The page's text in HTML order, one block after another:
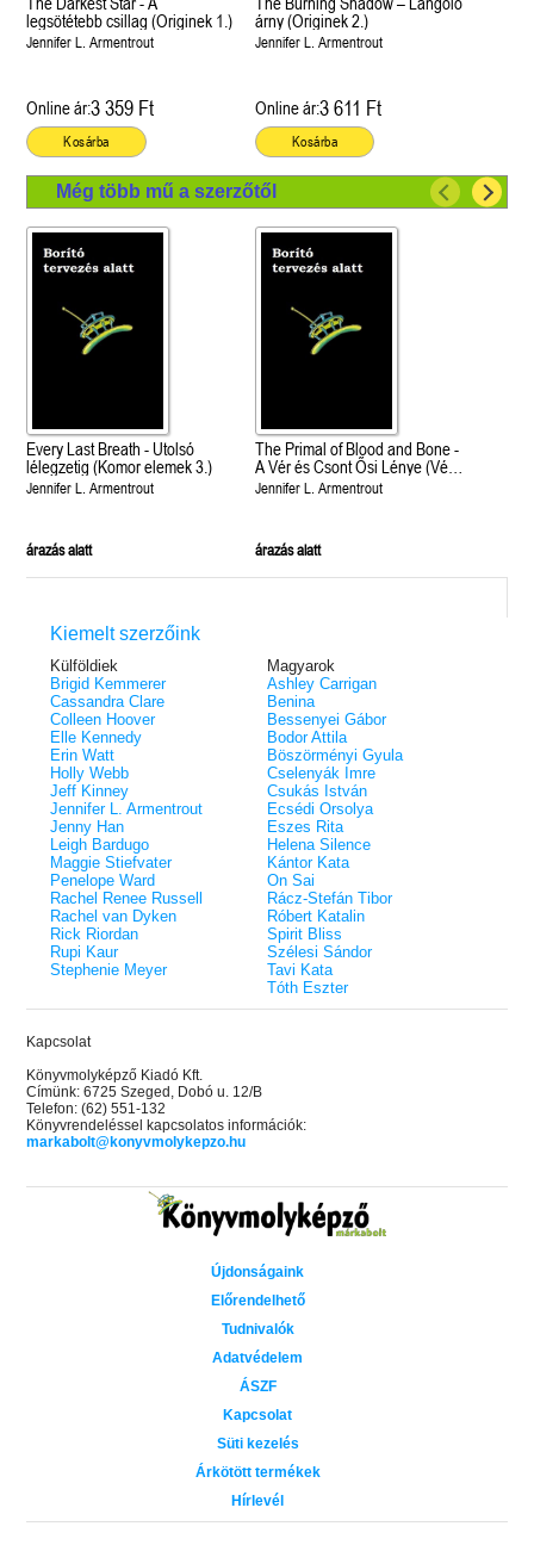
legsötétebb csillag (Originek 1.)
Jennifer L. Armentrout
Online ár:3 359 Ft
Kosárba
árny (Originek 2.)
Jennifer L. Armentrout
Online ár:3 611 Ft
Kosárba
Még több mű a szerzőtől
Every Last Breath - Utolsó
lélegzetig (Komor elemek 3.)
Jennifer L. Armentrout
árazás alatt
The Primal of Blood and Bone -
A Vér és Csont Ősi Lénye (Vér
és hamu 6.)
Jennifer L. Armentrout
árazás alatt
Kiemelt szerzőink
Külföldiek
Brigid Kemmerer
Cassandra Clare
Colleen Hoover
Elle Kennedy
Erin Watt
Holly Webb
Jeff Kinney
Jennifer L. Armentrout
Jenny Han
Leigh Bardugo
Maggie Stiefvater
Penelope Ward
Rachel Renee Russell
Rachel van Dyken
Rick Riordan
Rupi Kaur
Stephenie Meyer
Magyarok
Ashley Carrigan
Benina
Bessenyei Gábor
Bodor Attila
Böszörményi Gyula
Cselenyák Imre
Csukás István
Ecsédi Orsolya
Eszes Rita
Helena Silence
Kántor Kata
On Sai
Rácz-Stefán Tibor
Róbert Katalin
Spirit Bliss
Szélesi Sándor
Tavi Kata
Tóth Eszter
Kapcsolat
Könyvmolyképző Kiadó Kft.
Címünk: 6725 Szeged, Dobó u. 12/B
Telefon: (62) 551-132
Könyvrendeléssel kapcsolatos információk:
markabolt@konyvmolykepzo.hu
Újdonságaink
Előrendelhető
Tudnivalók
Adatvédelem
ÁSZF
Kapcsolat
Süti kezelés
Árkötött termékek
Hírlevél